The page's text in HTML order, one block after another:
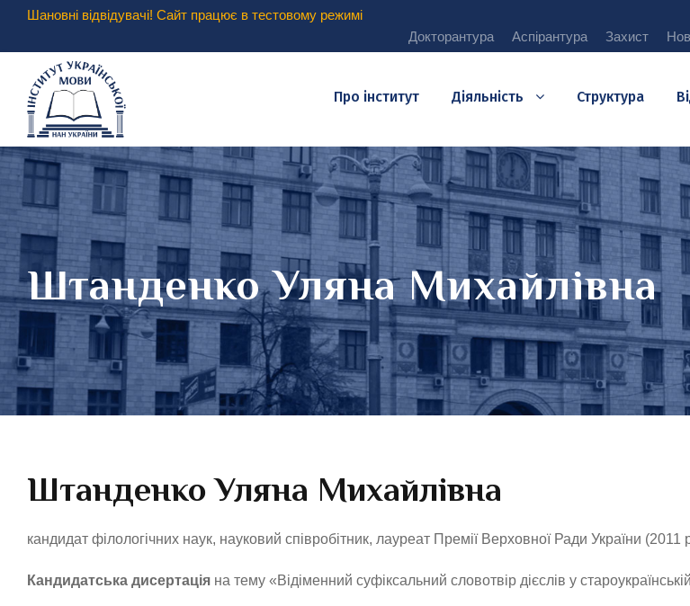
Шановні відвідувачі! Сайт працює в тестовому режимі
Докторантура
Аспірантура Захист
Про інститут Діяльність Структура
Штанденко Уляна Михайлівна
Штанденко Уляна Михайлівна
кандидат філологічних наук, науковий співробітник, лауреат Премії Верховної Ради України (2011
Кандидатська дисертація на тему «Відіменний суфіксальний словотвір дієслів у